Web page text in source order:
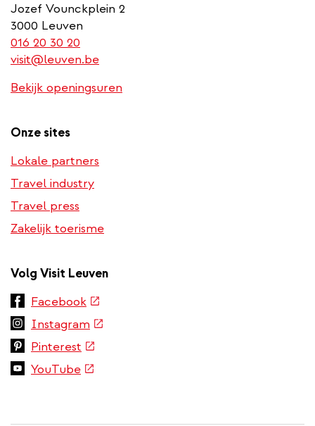
Jozef Vounckplein 2
3000 Leuven
016 20 30 20
is
phone
visit@leuven.be
Bekijk openingsuren
Onze sites
Lokale partners
Travel industry
Travel press
Zakelijk toerisme
Volg Visit Leuven
Facebook(externe
link)
Instagram (externe
link)
Pinterest (externe
link)
YouTube(externe